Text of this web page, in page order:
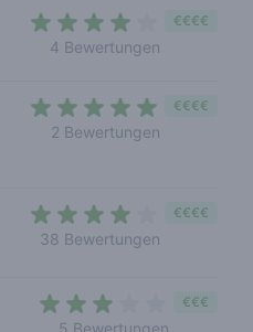
4 Bewertungen
€€€€
2 Bewertungen
€€€€
38 Bewertungen
€€€€
5 Bewertungen
€€€